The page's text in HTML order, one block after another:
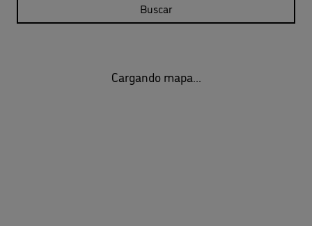
Buscar
Cargando mapa...